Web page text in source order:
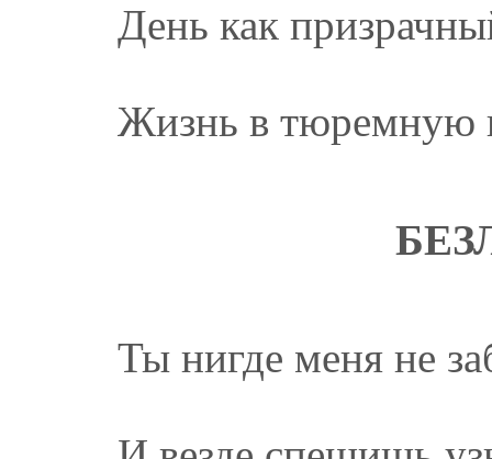
День как
Жизнь в тюремную
Ты нигде меня не